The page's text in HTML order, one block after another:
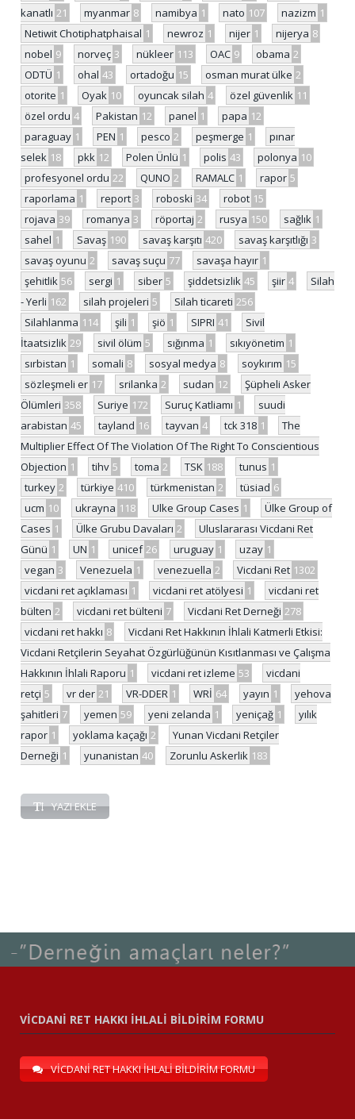
kanatlı 21 myanmar 8 namibya 1 nato 107 nazizm 1
Netiwit Chotiphatphaisal 1 newroz 1 nijer 1 nijerya 8
nobel 9 norveç 3 nükleer 113 OAC 9 obama 2
ODTÜ 1 ohal 43 ortadoğu 15 osman murat ülke 2
otorite 1 Oyak 10 oyuncak silah 4 özel güvenlik 11
özel ordu 4 Pakistan 12 panel 1 papa 12
paraguay 1 PEN 1 pesco 2 peşmerge 1
pınar
selek 18 pkk 12 Polen Ünlü 1 polis 43 polonya 10
profesyonel ordu 22 QUNO 2 RAMALC 1 rapor 5
raporlama 1 report 3 roboski 34 robot 15
rojava 39 romanya 3 röportaj 2 rusya 150 sağlık 1
sahel 1 Savaş 190 savaş karşıtı 420 savaş karşıtlığı 3
savaş oyunu 2 savaş suçu 77 savaşa hayır 1
şehitlik 56 sergi 1 siber 5 şiddetsizlik 45 şiir 4
Silah
- Yerli 162 silah projeleri 5 Silah ticareti 256
Silahlanma 114 şili 1 şiö 1 SIPRI 41
Sivil
İtaatsizlik 29 sivil ölüm 5 sığınma 1 sıkıyönetim 1
sırbistan 1 somali 8 sosyal medya 8 soykırım 15
sözleşmeli er 17 srilanka 2 sudan 12
Şüpheli Asker
Ölümleri 358 Suriye 172 Suruç Katliamı 1
suudi
arabistan 45 tayland 16 tayvan 4 tck 318 1
The
Multiplier Effect Of The Violation Of The Right To Conscientious
Objection 1 tihv 5 toma 2 TSK 188 tunus 1
turkey 2 türkiye 410 türkmenistan 2 tüsiad 6
ucm 10 ukrayna 118 Ulke Group Cases 1
Ülke Group of
Cases 1 Ülke Grubu Davaları 2
Uluslararası Vicdani Ret
Günü 1 UN 1 unicef 26 uruguay 1 uzay 1
vegan 3 Venezuela 1 venezuella 2 Vicdani Ret 1302
vicdani ret açıklaması 1 vicdani ret atölyesi 1
vicdani ret
bülten 2 vicdani ret bülteni 7 Vicdani Ret Derneği 278
vicdani ret hakkı 8
Vicdani Ret Hakkının İhlali Katmerli Etkisi:
Vicdani Retçilerin Seyahat Özgürlüğünün Kısıtlanması ve Çalışma
Hakkının İhlali Raporu 1 vicdani ret izleme 53
vicdani
retçi 5 vr der 21 VR-DDER 1 WRİ 64 yayın 1
yehova
şahitleri 7 yemen 59 yeni zelanda 1 yeniçağ 1
yılık
rapor 1 yoklama kaçağı 2
Yunan Vicdani Retçiler
Derneği 1 yunanistan 40 Zorunlu Askerlik 183
YAZI EKLE
VİCDANİ RET HAKKI İHLALİ BİLDİRİM FORMU
VİCDANİ RET HAKKI İHLALİ BİLDİRİM FORMU